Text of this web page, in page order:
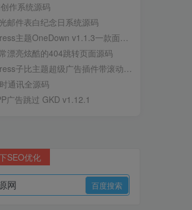
作系统源码
邮件表白纪念日系统源码
v1.1.3一款面向个人站长的资源下载、技术教程、内容资讯类站点的 WordPress 主题
漂亮炫酷的404跳转页面源码
子比主题超级广告插件带滚动公告
通讯全源码
广告跳过 GKD v1.12.1
SEO优化